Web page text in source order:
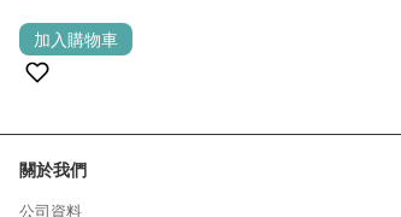
(1)
加入購物車
關於我們
公司資料